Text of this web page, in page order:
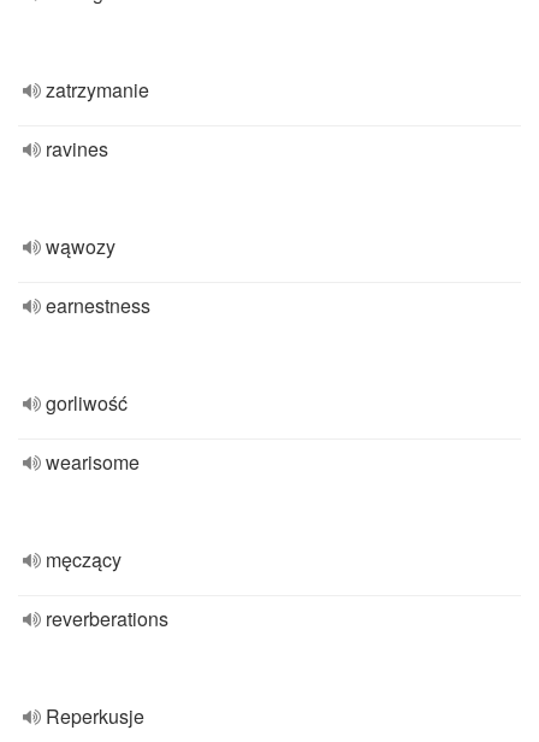
zatrzymanie
ravines
wąwozy
earnestness
gorliwość
wearisome
męczący
reverberations
Reperkusje